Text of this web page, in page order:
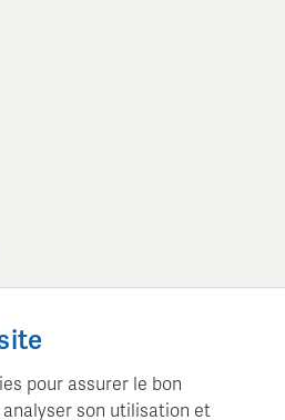
pour assurer le bon
son utilisation et